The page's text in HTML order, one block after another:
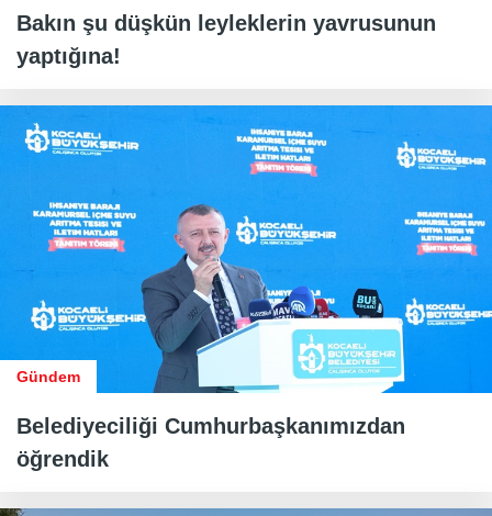
Bakın şu düşkün leyleklerin yavrusunun
yaptığına!
Gündem
Belediyeciliği Cumhurbaşkanımızdan
öğrendik